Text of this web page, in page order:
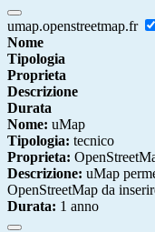
umap.openstreetmap.fr
Nome
Tipologia
Proprieta
Descrizione
Durata
Nome: uMap
Tipologia: tecnico
Proprieta:
Descrizione: uMap
OpenStreetMap da
Durata: 1 anno